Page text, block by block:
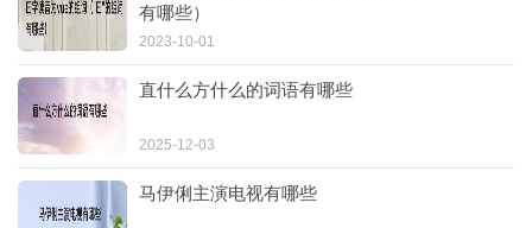
有哪些）
2023-10-01
直什么方什么的词语有哪些
2025-12-03
马伊俐主演电视有哪些